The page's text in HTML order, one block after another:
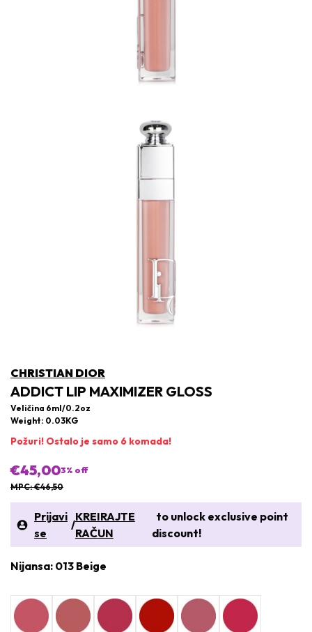
CHRISTIAN DIOR
ADDICT LIP MAXIMIZER GLOSS
Veličina 6ml/0.2oz
Weight: 0.03KG
Požuri! Ostalo je samo 6 komada!
€45,003% off
MPC: €46,50
Prijavi
se
/
KREIRAJTE
RAČUN
to unlock exclusive point
discount!
Nijansa: 013 Beige